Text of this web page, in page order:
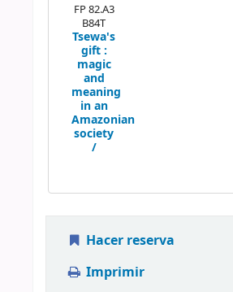
FP 82.A3
B84T
Tsewa's
gift :
magic
and
meaning
in an
Amazonian
society
/
Hacer reserva
Imprimir